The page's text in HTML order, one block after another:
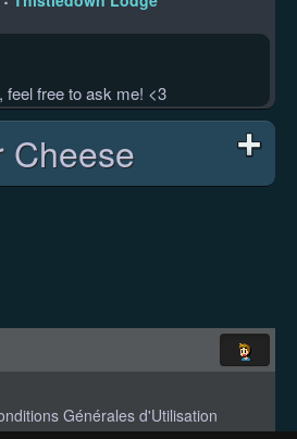
feel free to ask me! <3
Cheese
Générales d'Utilisation